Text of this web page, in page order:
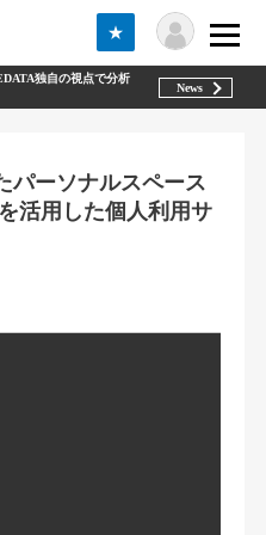
★
独自の視点で分析
News
パーソナルスペース
活用した個人利用サ